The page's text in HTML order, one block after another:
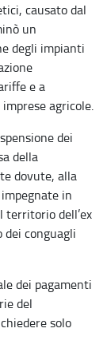
causato dal
un
degli impianti
e a
agricole.
dei
della
dovute, alla
in
territorio dell’ex
dei conguagli
dei pagamenti
del
solo